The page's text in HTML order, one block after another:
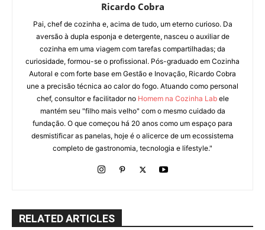
Ricardo Cobra
Pai, chef de cozinha e, acima de tudo, um eterno curioso. Da
aversão à dupla esponja e detergente, nasceu o auxiliar de
cozinha em uma viagem com tarefas compartilhadas; da
curiosidade, formou-se o profissional. Pós-graduado em Cozinha
Autoral e com forte base em Gestão e Inovação, Ricardo Cobra
une a precisão técnica ao calor do fogo. Atuando como personal
chef, consultor e facilitador no Homem na Cozinha Labele
mantém seu "filho mais velho" com o mesmo cuidado da
fundação. O que começou há 20 anos como um espaço para
desmistificar as panelas, hoje é o alicerce de um ecossistema
completo de gastronomia, tecnologia e lifestyle."
RELATED ARTICLES